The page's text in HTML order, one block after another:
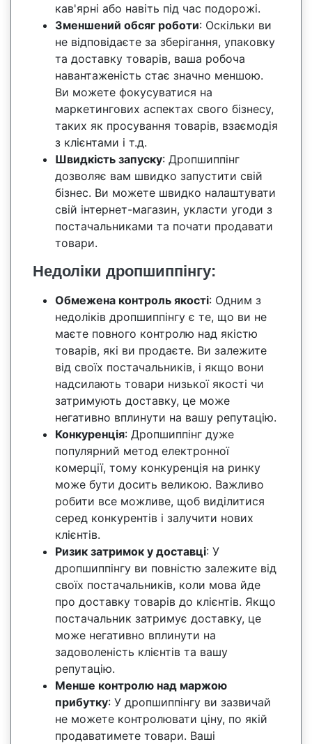
кав'ярні або навіть під час подорожі.
Зменшений обсяг роботи: Оскільки ви
не відповідаєте за зберігання, упаковку
та доставку товарів, ваша робоча
навантаженість стає значно меншою.
Ви можете фокусуватися на
маркетингових аспектах свого бізнесу,
таких як просування товарів, взаємодія
з клієнтами і т.д.
Швидкість запуску: Дропшиппінг
дозволяє вам швидко запустити свій
бізнес. Ви можете швидко налаштувати
свій інтернет-магазин, укласти угоди з
постачальниками та почати продавати
товари.
Недоліки дропшиппінгу:
Обмежена контроль якості: Одним з
недоліків дропшиппінгу є те, що ви не
маєте повного контролю над якістю
товарів, які ви продаєте. Ви залежите
від своїх постачальників, і якщо вони
надсилають товари низької якості чи
затримують доставку, це може
негативно вплинути на вашу репутацію.
Конкуренція: Дропшиппінг дуже
популярний метод електронної
комерції, тому конкуренція на ринку
може бути досить великою. Важливо
робити все можливе, щоб виділитися
серед конкурентів і залучити нових
клієнтів.
Ризик затримок у доставці: У
дропшиппінгу ви повністю залежите від
своїх постачальників, коли мова йде
про доставку товарів до клієнтів. Якщо
постачальник затримує доставку, це
може негативно вплинути на
задоволеність клієнтів та вашу
репутацію.
Менше контролю над маржою
прибутку: У дропшиппінгу ви зазвичай
не можете контролювати ціну, по якій
продаватимете товари. Ваші